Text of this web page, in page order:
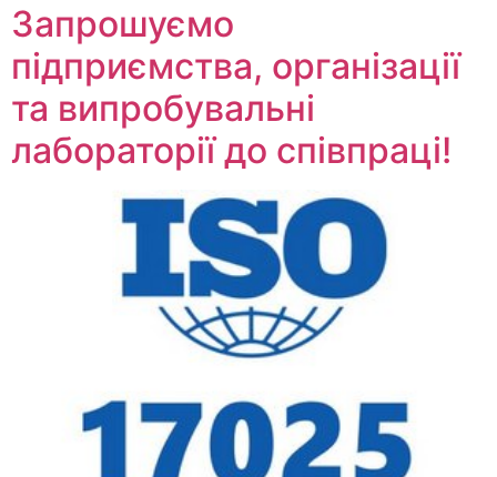
Запрошуємо
підприємства, організації
та випробувальні
лабораторії до співпраці!